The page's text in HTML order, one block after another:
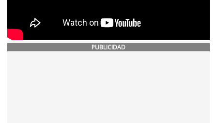
PUBLICIDAD